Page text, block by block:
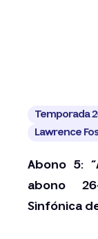
Temporada
Lawrence
Abono 5:
abono
Sinfónica